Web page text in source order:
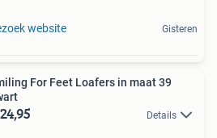
website Gisteren
For Feet Loafers in maat 39
Details